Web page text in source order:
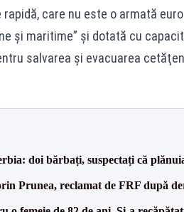
care nu este o armată
şi maritime” şi dotată cu
salvarea şi evacuarea
doi bărbați, suspectați că
Prunea, reclamat de FRF după